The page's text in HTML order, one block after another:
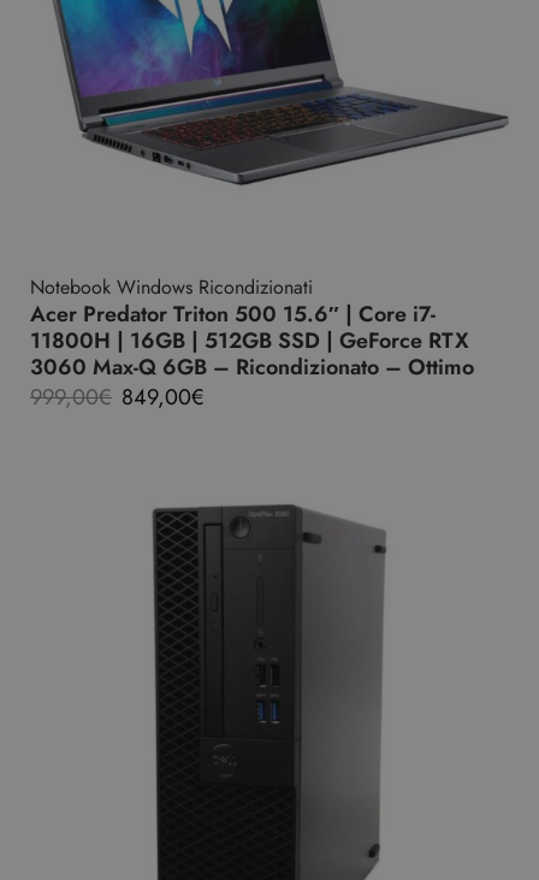
Notebook Windows Ricondizionati
Acer Predator Triton 500 15.6″ | Core i7-
11800H | 16GB | 512GB SSD | GeForce RTX
3060 Max-Q 6GB – Ricondizionato – Ottimo
999,00€ 849,00€